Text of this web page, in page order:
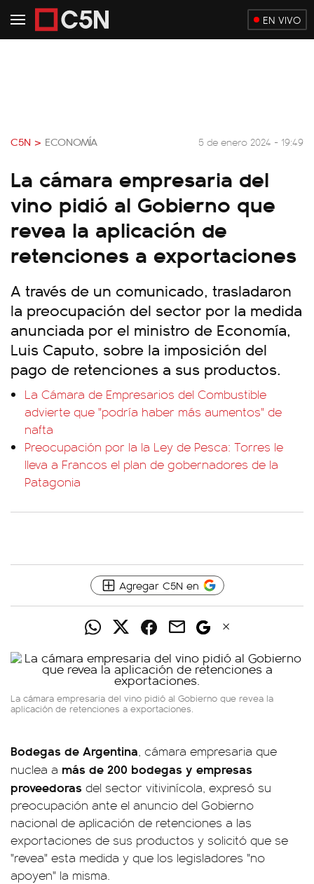
EN VIVO
C5N > ECONOMÍA 5 de enero 2024 - 19:49
La cámara empresaria del
vino pidió al Gobierno que
revea la aplicación de
retenciones a exportaciones
A través de un comunicado, trasladaron
la preocupación del sector por la medida
anunciada por el ministro de Economía,
Luis Caputo, sobre la imposición del
pago de retenciones a sus productos.
La Cámara de Empresarios del Combustible
advierte que "podría haber más aumentos" de
nafta
Preocupación por la la Ley de Pesca: Torres le
lleva a Francos el plan de gobernadores de la
Patagonia
Agregar C5N en
La cámara empresaria del vino pidió al Gobierno que revea la
aplicación de retenciones a exportaciones.
Bodegas de Argentina, cámara empresaria que
nuclea a más de 200 bodegas y empresas
proveedoras del sector vitivinícola, expresó su
preocupación ante el anuncio del Gobierno
nacional de aplicación de retenciones a las
exportaciones de sus productos y solicitó que se
"revea" esta medida y que los legisladores "no
apoyen" la misma.